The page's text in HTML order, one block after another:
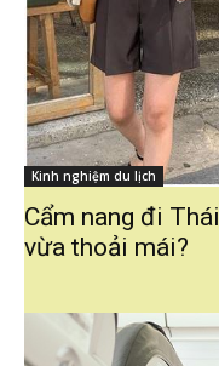
Kinh nghiệm du lịch
Cẩm nang đi
vừa thoải mái?